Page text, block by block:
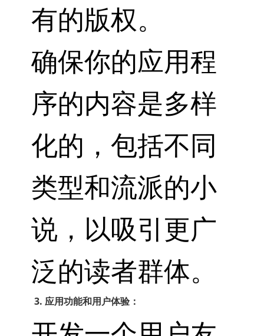
有的版权。
确保你的应用程
序的内容是多样
化的，包括不同
类型和流派的小
说，以吸引更广
泛的读者群体。
3. 应用功能和用户体验：